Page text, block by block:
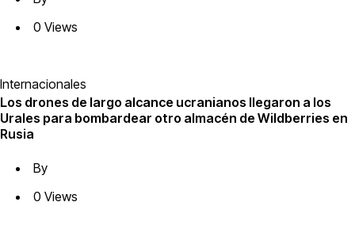
0 Views
Internacionales
Los drones de largo alcance ucranianos llegaron a los
Urales para bombardear otro almacén de Wildberries en
Rusia
By
0 Views